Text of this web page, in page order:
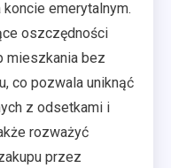
emerytalnym.
oszczędności
mieszkania bez
co pozwala uniknąć
z odsetkami i
rozważyć
przez